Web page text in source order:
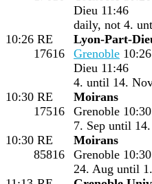
Dieu 11:46
daily, not 4.
10:26 RE
17616
Lyon-Part-
Grenoble
Dieu 11:46
4. until 14.
10:30 RE
17516
Moirans
Grenoble
7. Sep until
10:30 RE
85816
Moirans
Grenoble
24. Aug until